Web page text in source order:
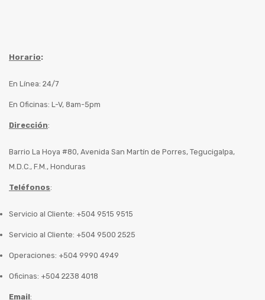
Horario:
En Línea: 24/7
En Oficinas: L-V, 8am-5pm
Dirección:
Barrio La Hoya #80, Avenida San Martín de Porres, Tegucigalpa,
M.D.C., F.M., Honduras
Teléfonos:
Servicio al Cliente: +504 9515 9515
Servicio al Cliente: +504 9500 2525
Operaciones: +504 9990 4949
Oficinas: +504 2238 4018
Email: